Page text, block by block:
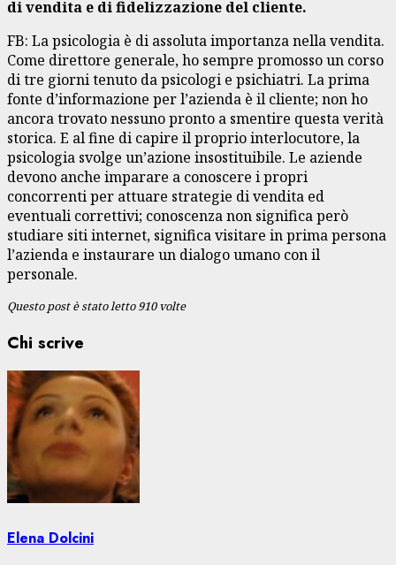
di vendita e di fidelizzazione del cliente.
FB: La psicologia è di assoluta importanza nella vendita.
Come direttore generale, ho sempre promosso un corso
di tre giorni tenuto da psicologi e psichiatri. La prima
fonte d’informazione per l’azienda è il cliente; non ho
ancora trovato nessuno pronto a smentire questa verità
storica. E al fine di capire il proprio interlocutore, la
psicologia svolge un’azione insostituibile. Le aziende
devono anche imparare a conoscere i propri
concorrenti per attuare strategie di vendita ed
eventuali correttivi; conoscenza non significa però
studiare siti internet, significa visitare in prima persona
l’azienda e instaurare un dialogo umano con il
personale.
Questo post è stato letto 910 volte
Chi scrive
Elena Dolcini